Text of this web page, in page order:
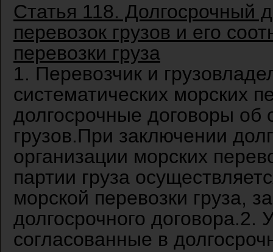
Статья 118. Долгосрочный
перевозок грузов и его
перевозки груза
1. Перевозчик и
систематических морских
долгосрочные договоры об
грузов.При заключении
организации морских
партии груза
морской перевозки груза,
долгосрочного договора.2.
согласованные в